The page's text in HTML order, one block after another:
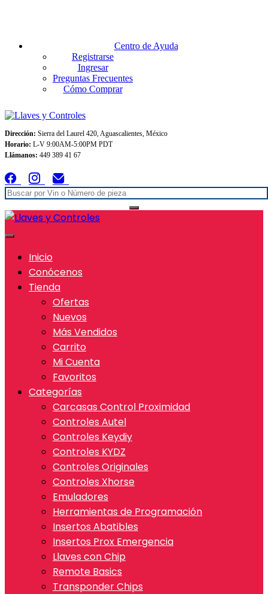
Centro de Ayuda
Registrarse
Ingresar
Preguntas Frecuentes
Cómo Comprar
Dirección: Sierra del Laurel 420, Aguascalientes, México
Horario: L-V 9:00AM-5:00PM PDT
Llámanos: 449 389 41 67
Inicio
Conócenos
Tienda
Ofertas
Nuevos
Más Vendidos
Carrito
Mi Cuenta
Favoritos
Categorías
Carcasas Control Proximidad
Controles Autel
Controles Keydiy
Controles KYDZ
Controles Originales
Controles Xhorse
Emuladores
Herramientas de Programación
Insertos Abatibles
Insertos Prox Emergencia
Llaves con Chip
Remote Basics
Transponder Chips